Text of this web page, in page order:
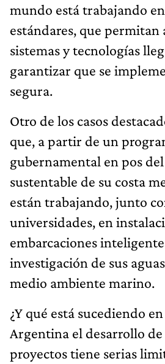
mundo está trabajando
estándares, que permitan
sistemas y tecnologías
garantizar que se
segura.
Otro de los casos
que, a partir de un
gubernamental en pos
sustentable de su costa
están trabajando, junto
universidades, en
embarcaciones
investigación de sus
medio ambiente marino.
¿Y qué está sucediendo
Argentina el desarrollo
proyectos tiene serias